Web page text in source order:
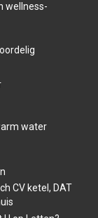
wellness-
water
CV ketel, DAT